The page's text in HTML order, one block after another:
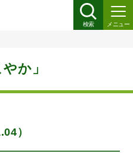
メニュー
検索
か」
）